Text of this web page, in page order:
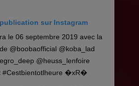
sur Instagram
le 06 septembre 2019 avec la
@boobaofficial @koba_lad
@heuss_lenfoire
#Cestbientotlheure �xR�